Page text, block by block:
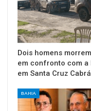
Dois homens morrem
em confronto com a
em Santa Cruz
BAHIA